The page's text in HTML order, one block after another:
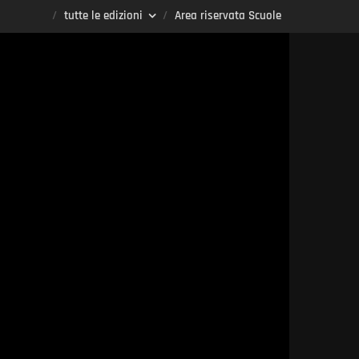
tutte le edizioni Area riservata Scuole